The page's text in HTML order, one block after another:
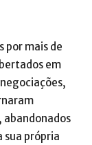
por mais de
em
abandonados
sua própria